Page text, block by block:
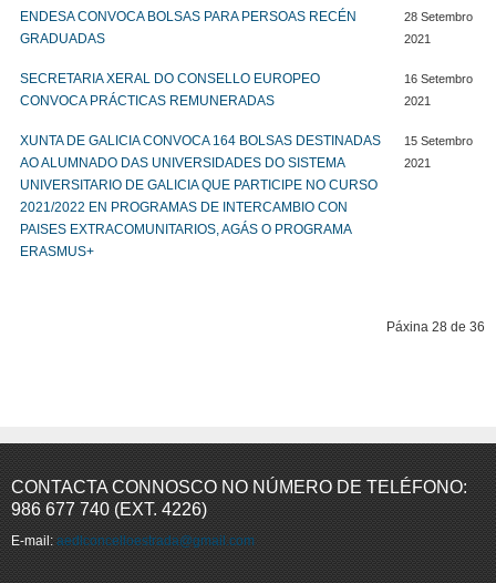
ENDESA CONVOCA BOLSAS PARA PERSOAS RECÉN
GRADUADAS
28 Setembro
2021
SECRETARIA XERAL DO CONSELLO EUROPEO
CONVOCA PRÁCTICAS REMUNERADAS
16 Setembro
2021
XUNTA DE GALICIA CONVOCA 164 BOLSAS DESTINADAS
AO ALUMNADO DAS UNIVERSIDADES DO SISTEMA
UNIVERSITARIO DE GALICIA QUE PARTICIPE NO CURSO
2021/2022 EN PROGRAMAS DE INTERCAMBIO CON
PAISES EXTRACOMUNITARIOS, AGÁS O PROGRAMA
ERASMUS+
15 Setembro
2021
Páxina 28 de 36
CONTACTA CONNOSCO NO NÚMERO DE TELÉFONO:
986 677 740 (EXT. 4226)
E-mail: aedlconcelloestrada@gmail.com